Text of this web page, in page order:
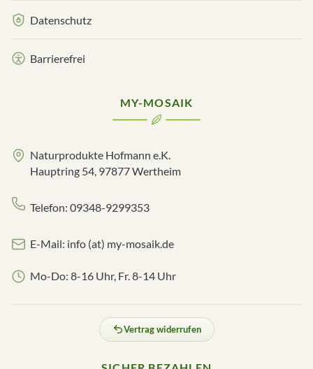
Datenschutz
Barrierefrei
MY-MOSAIK
Naturprodukte Hofmann e.K.
Hauptring 54, 97877 Wertheim
Telefon: 09348-9299353
E-Mail: info (at) my-mosaik.de
Mo-Do: 8-16 Uhr, Fr. 8-14 Uhr
Vertrag widerrufen